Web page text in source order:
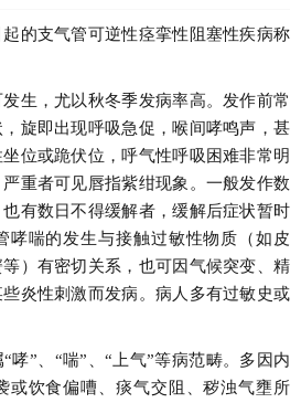
的支气管可逆性痉挛性阻塞性疾病称
生，尤以秋冬季发病率高。发作前常
旋即出现呼吸急促，喉间哮鸣声，甚
坐位或跪伏位，呼气性呼吸困难非常明
重者可见唇指紫绀现象。一般发作数
有数日不得缓解者，缓解后症状暂时
哮喘的发生与接触过敏性物质（如皮
）有密切关系，也可因气候突变、精
炎性刺激而发病。病人多有过敏史或
哮”、“喘”、“上气”等病范畴。多因内
或饮食偏嘈、痰气交阻、秽浊气壅所